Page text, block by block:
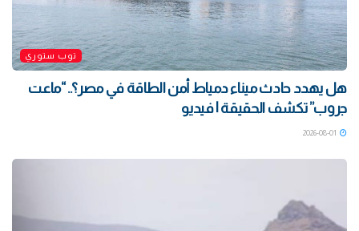
توب ستوري
هل يهدد حادث ميناء دمياط أمن الطاقة في مصر؟.. “ماعت
جروب” تكشف الحقيقة | فيديو